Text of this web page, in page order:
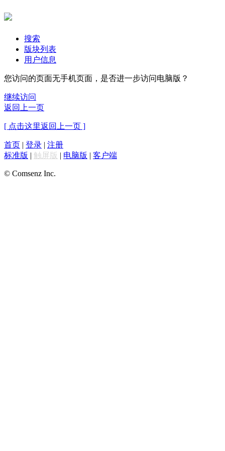
搜索
版块列表
用户信息
您访问的页面无手机页面，是否进一步访问电脑版？
继续访问
返回上一页
[ 点击这里返回上一页 ]
首页 | 登录 | 注册
标准版 | 触屏版 | 电脑版 | 客户端
© Comsenz Inc.